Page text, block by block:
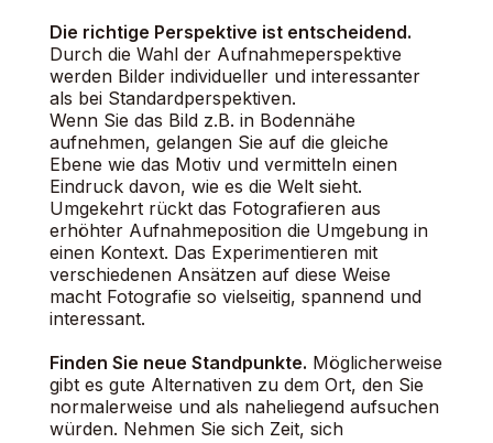
Die richtige Perspektive ist entscheidend.
Durch die Wahl der Aufnahmeperspektive
werden Bilder individueller und interessanter
als bei Standardperspektiven.
Wenn Sie das Bild z.B. in Bodennähe
aufnehmen, gelangen Sie auf die gleiche
Ebene wie das Motiv und vermitteln einen
Eindruck davon, wie es die Welt sieht.
Umgekehrt rückt das Fotografieren aus
erhöhter Aufnahmeposition die Umgebung in
einen Kontext. Das Experimentieren mit
verschiedenen Ansätzen auf diese Weise
macht Fotografie so vielseitig, spannend und
interessant.
Finden Sie neue Standpunkte. Möglicherweise
gibt es gute Alternativen zu dem Ort, den Sie
normalerweise und als naheliegend aufsuchen
würden. Nehmen Sie sich Zeit, sich